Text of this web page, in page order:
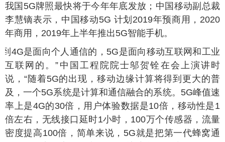
我国5G牌照最快将于今年年底发放；中国移动副总裁
李慧镝表示，中国移动5G 计划2019年预商用，2020
年商用，2019年上半年推出5G智能手机。
到4G是面向个人通信的，5G是面向移动互联网和工业
互联网的。”中国工程院院士邬贺铨在会上演讲时
说，“随着5G的出现，移动边缘计算将得到更大的普
及，一个5G系统是计算和通信融合的系统。5G峰值速
率上是4G的30倍，用户体验数据是10倍，移动性是1
倍左右，无线接口延时1小时，100万个传感器，流量
密度提高100倍，简单来说，5G就是把第一代蜂窝通